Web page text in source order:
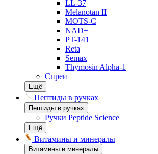
LL-37
Melanotan II
MOTS-C
NAD+
PT-141
Reta
Semax
Thymosin Alpha-1
Спреи
Ещё
Пептиды в ручках
Пептиды в ручках
Ручки Peptide Science
Ещё
Витамины и минералы
Витамины и минералы